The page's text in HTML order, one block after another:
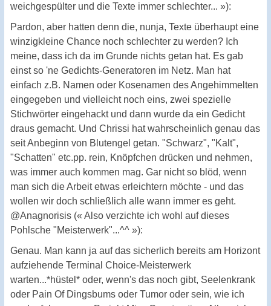
weichgespülter und die Texte immer schlechter... »):
Pardon, aber hatten denn die, nunja, Texte überhaupt eine
winzigkleine Chance noch schlechter zu werden? Ich
meine, dass ich da im Grunde nichts getan hat. Es gab
einst so 'ne Gedichts-Generatoren im Netz. Man hat
einfach z.B. Namen oder Kosenamen des Angehimmelten
eingegeben und vielleicht noch eins, zwei spezielle
Stichwörter eingehackt und dann wurde da ein Gedicht
draus gemacht. Und Chrissi hat wahrscheinlich genau das
seit Anbeginn von Blutengel getan. "Schwarz", "Kalt",
"Schatten" etc.pp. rein, Knöpfchen drücken und nehmen,
was immer auch kommen mag. Gar nicht so blöd, wenn
man sich die Arbeit etwas erleichtern möchte - und das
wollen wir doch schließlich alle wann immer es geht.
@Anagnorisis (« Also verzichte ich wohl auf dieses
Pohlsche "Meisterwerk"...^^ »):
Genau. Man kann ja auf das sicherlich bereits am Horizont
aufziehende Terminal Choice-Meisterwerk
warten...*hüstel* oder, wenn's das noch gibt, Seelenkrank
oder Pain Of Dingsbums oder Tumor oder sein, wie ich